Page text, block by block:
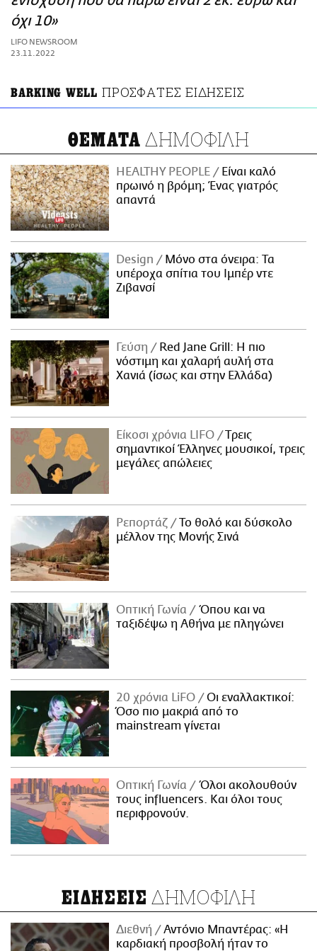
ΑΜΠΑ
PRINT
όχι 10»
LIFO NEWSROOM
23.11.2022
BARKING WELL ΠΡΟΣΦΑΤΕΣ ΕΙΔΗΣΕΙΣ
ΘΕΜΑΤΑ ΔΗΜΟΦΙΛΗ
HEALTHY PEOPLE
Είναι καλό
πρωινό η βρόμη; Ένας γιατρός
απαντά
Design
Μόνο στα όνειρα: Τα
υπέροχα σπίτια του Ιμπέρ ντε
Ζιβανσί
Γεύση
Red Jane Grill: Η πιο
νόστιμη και χαλαρή αυλή στα
Χανιά (ίσως και στην Ελλάδα)
Είκοσι χρόνια LIFO
Tρεις
σημαντικοί Έλληνες μουσικοί, τρεις
μεγάλες απώλειες
Ρεπορτάζ
Το θολό και δύσκολο
μέλλον της Μονής Σινά
Οπτική Γωνία
Όπου και να
ταξιδέψω η Αθήνα με πληγώνει
20 χρόνια LiFO
Οι εναλλακτικοί:
Όσο πιο μακριά από το
mainstream γίνεται
Οπτική Γωνία
Όλοι ακολουθούν
τους influencers. Και όλοι τους
περιφρονούν.
ΕΙΔΗΣΕΙΣ ΔΗΜΟΦΙΛΗ
Διεθνή
Αντόνιο Μπαντέρας: «Η
καρδιακή προσβολή ήταν το